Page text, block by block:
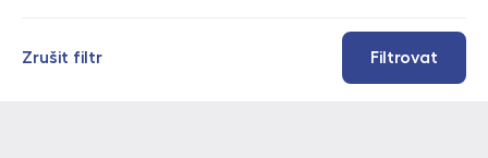
Filtrovat
Zrušit filtr